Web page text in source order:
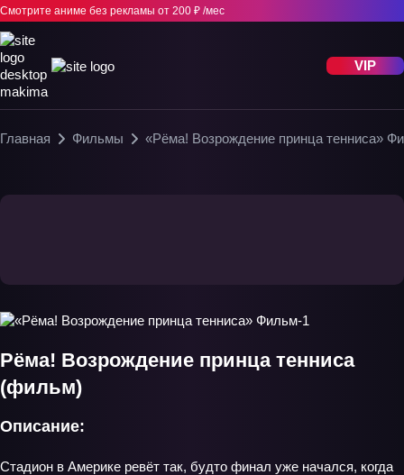
Смотрите аниме без рекламы от 200 ₽ /мес
VIP
Главная Фильмы «Рёма! Возрождение принца тенниса»
Рёма! Возрождение принца тенниса
(фильм)
Описание:
Стадион в Америке ревёт так, будто финал уже начался, когда